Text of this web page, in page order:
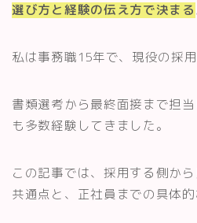
選び方と経験の伝え方で決まる
私は事務職15年で、現役の採用
書類選考から最終面接まで担
も多数経験してきました。
この記事では、採用する側か
共通点と、正社員までの具体的